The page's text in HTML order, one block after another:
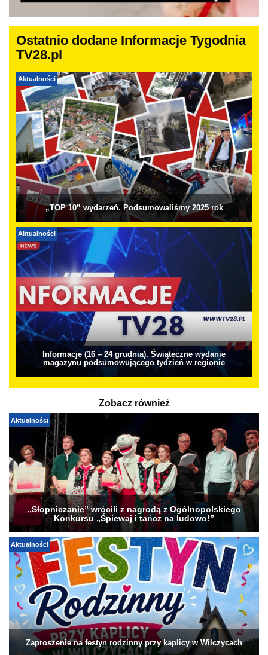
Ostatnio dodane Informacje Tygodnia
TV28.pl
Aktualności
„TOP 10” wydarzeń. Podsumowaliśmy 2025 rok
Aktualności
Informacje (16 – 24 grudnia). Świąteczne wydanie
magazynu podsumowującego tydzień w regionie
Zobacz również
Aktualności
„Słopniczanie” wrócili z nagrodą z Ogólnopolskiego
Konkursu „Śpiewaj i tańcz na ludowo!”
Aktualności
Zaproszenie na festyn rodzinny przy kaplicy w Wilczycach